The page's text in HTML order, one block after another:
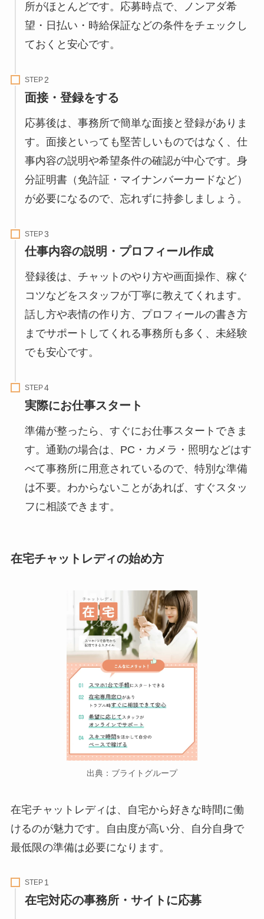
所がほとんどです。応募時点で、ノンアダ希
望・日払い・時給保証などの条件をチェックし
ておくと安心です。
STEP
面接・登録をする
応募後は、事務所で簡単な面接と登録がありま
す。面接といっても堅苦しいものではなく、仕
事内容の説明や希望条件の確認が中心です。身
分証明書（免許証・マイナンバーカードなど）
が必要になるので、忘れずに持参しましょう。
STEP
仕事内容の説明・プロフィール作成
登録後は、チャットのやり方や画面操作、稼ぐ
コツなどをスタッフが丁寧に教えてくれます。
話し方や表情の作り方、プロフィールの書き方
までサポートしてくれる事務所も多く、未経験
でも安心です。
STEP
実際にお仕事スタート
準備が整ったら、すぐにお仕事スタートできま
す。通勤の場合は、PC・カメラ・照明などはす
べて事務所に用意されているので、特別な準備
は不要。わからないことがあれば、すぐスタッ
フに相談できます。
在宅チャットレディの始め方
出典：ブライトグループ
在宅チャットレディは、自宅から好きな時間に働
けるのが魅力です。自由度が高い分、自分自身で
最低限の準備は必要になります。
STEP
在宅対応の事務所・サイトに応募